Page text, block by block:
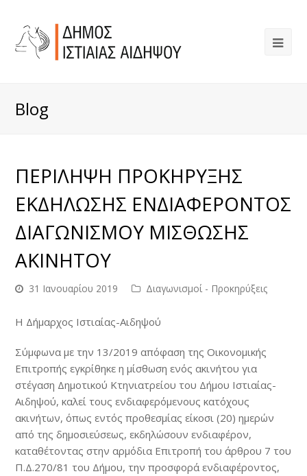
Blog
ΠΕΡΙΛΗΨΗ ΠΡΟΚΗΡΥΞΗΣ
ΕΚΔΗΛΩΣΗΣ ΕΝΔΙΑΦΕΡΟΝΤΟΣ
ΔΙΑΓΩΝΙΣΜΟΥ ΜΙΣΘΩΣΗΣ
ΑΚΙΝΗΤΟΥ
31 Ιανουαρίου 2019 Διαγωνισμοί - Προκηρύξεις
Η Δήμαρχος Ιστιαίας-Αιδηψού
Σύμφωνα με την 13/2019 απόφαση της Οικονομικής
Επιτροπής εγκρίθηκε η μίσθωση ενός ακινήτου για
στέγαση Δημοτικού Κτηνιατρείου του Δήμου Ιστιαίας-
Αιδηψού, καλεί τους ενδιαφερόμενους κατόχους
ακινήτων, όπως εντός προθεσμίας είκοσι (20) ημερών
από της δημοσιεύσεως, εκδηλώσουν ενδιαφέρον,
καταθέτοντας στην αρμόδια Επιτροπή του άρθρου 7 του
Π.Δ.270/81 του Δήμου, την προσφορά ενδιαφέροντος,